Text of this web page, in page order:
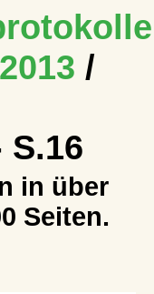
2013 /
S.16
in über
Seiten.